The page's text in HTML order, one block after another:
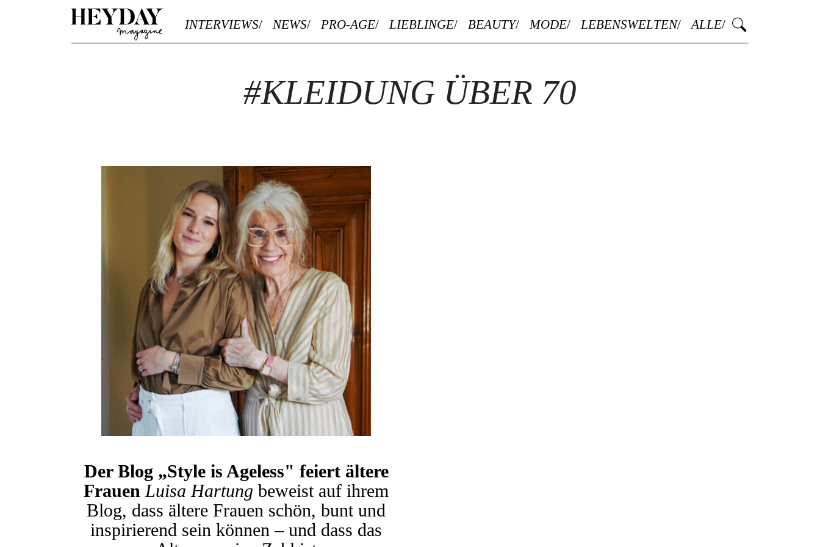
Heyday
INTERVIEWS NEWS PRO-AGE LIEBLINGE BEAUTY MODE LEBENSWELTEN ALLE
#KLEIDUNG ÜBER 70
Der Blog „Style is Ageless" feiert ältere
Frauen Luisa Hartung beweist auf ihrem
Blog, dass ältere Frauen schön, bunt und
inspirierend sein können – und dass das